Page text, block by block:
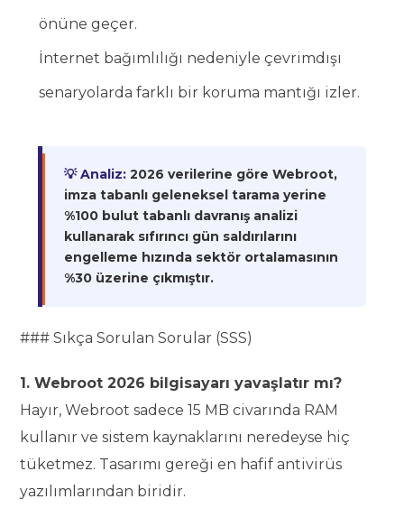
önüne geçer.
İnternet bağımlılığı nedeniyle çevrimdışı
senaryolarda farklı bir koruma mantığı izler.
💡 Analiz: 2026 verilerine göre Webroot,
imza tabanlı geleneksel tarama yerine
%100 bulut tabanlı davranış analizi
kullanarak sıfırıncı gün saldırılarını
engelleme hızında sektör ortalamasının
%30 üzerine çıkmıştır.
### Sıkça Sorulan Sorular (SSS)
1. Webroot 2026 bilgisayarı yavaşlatır mı?
Hayır, Webroot sadece 15 MB civarında RAM
kullanır ve sistem kaynaklarını neredeyse hiç
tüketmez. Tasarımı gereği en hafif antivirüs
yazılımlarından biridir.